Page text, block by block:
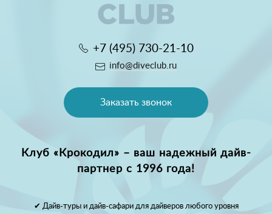
+7 (495) 730-21-10
info@diveclub.ru
Заказать звонок
Клуб «Крокодил» – ваш надежный дайв-
партнер с 1996 года!
✔ Дайв-туры и дайв-сафари для дайверов любого уровня